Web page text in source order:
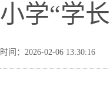
小学“学
时间：2026-02-06 13:30:16